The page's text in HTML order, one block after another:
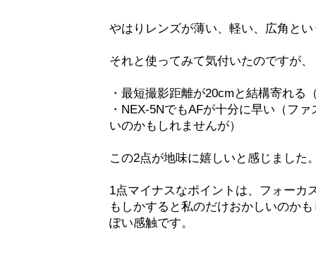
やはりレンズが薄い、軽い、広角と
それと使ってみて気付いたのですが、
・最短撮影距離が20cmと結構寄れる
・NEX-5NでもAFが十分に早い（フ
いのかもしれませんが）
この2点が地味に嬉しいと感じました
1点マイナスなポイントは、フォーカ
もしかすると私のだけおかしいのか
ぽい感触です。